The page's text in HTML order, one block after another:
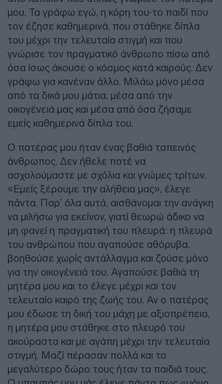
μου. Τα γράφω εγώ, η κόρη του∙το παιδί που
τον έζησε καθημερινά, που στάθηκε δίπλα
του μέχρι την τελευταία στιγμή και που
γνώρισε τον πραγματικό άνθρωπο πίσω από
όσα ίσως άκουσε ο κόσμος κατά καιρούς. Δεν
γράφω για κανέναν άλλο. Μιλάω μόνο μέσα
από τα δικά μου μάτια, μέσα από την
οικογένειά μας και μέσα από όσα ζήσαμε
εμείς καθημερινά δίπλα του.
Ο πατέρας μου ήταν ένας βαθιά ταπεινός
άνθρωπος. Δεν ήθελε ποτέ να
ασχολούμαστε με σχόλια και γνώμες τρίτων.
«Εμείς ξέρουμε την αλήθεια μας», έλεγε
πάντα. Παρ’ όλα αυτά, αισθάνομαι την ανάγκη
να μιλήσω για εκείνον, γιατί θεωρώ άδικο να
μη φανεί η πραγματική του πλευρά: η πλευρά
του ανθρώπου που αγαπούσε αθόρυβα,
βοηθούσε χωρίς αντάλλαγμα και ζούσε μόνο
για την οικογένειά του. Αγαπούσε βαθιά τη
μητέρα μου και το έλεγε μέχρι και τον
τελευταίο καιρό της ζωής του. Αν ο πατέρας
μου έδωσε τη δική του μάχη με αξιοπρέπεια,
η μητέρα μου στάθηκε στο πλευρό του
ακούραστα και με αγάπη μέχρι την τελευταία
στιγμή. Μαζί πέρασαν πολλά και το
μεγαλύτερο δώρο τους ήταν τα παιδιά τους.